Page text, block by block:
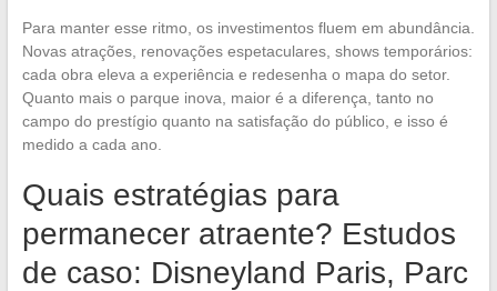
Para manter esse ritmo, os investimentos fluem em abundância.
Novas atrações, renovações espetaculares, shows temporários:
cada obra eleva a experiência e redesenha o mapa do setor.
Quanto mais o parque inova, maior é a diferença, tanto no
campo do prestígio quanto na satisfação do público, e isso é
medido a cada ano.
Quais estratégias para
permanecer atraente? Estudos
de caso: Disneyland Paris, Parc